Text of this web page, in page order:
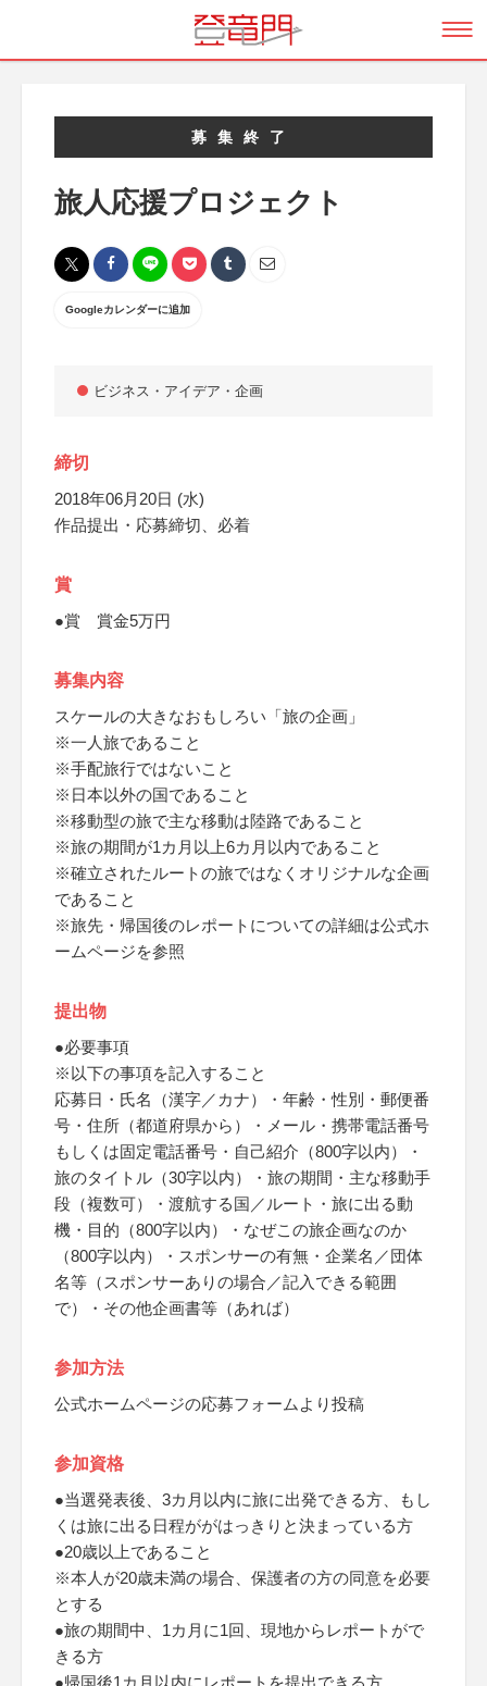
募集終了
旅人応援プロジェクト
Googleカレンダーに追加
ビジネス・アイデア・企画
締切
2018年06月20日 (水)
作品提出・応募締切、必着
賞
●賞 賞金5万円
募集内容
スケールの大きなおもしろい「旅の企画」
※一人旅であること
※手配旅行ではないこと
※日本以外の国であること
※移動型の旅で主な移動は陸路であること
※旅の期間が1カ月以上6カ月以内であること
※確立されたルートの旅ではなくオリジナルな企画
であること
※旅先・帰国後のレポートについての詳細は公式ホ
ームページを参照
提出物
●必要事項
※以下の事項を記入すること
応募日・氏名（漢字／カナ）・年齢・性別・郵便番
号・住所（都道府県から）・メール・携帯電話番号
もしくは固定電話番号・自己紹介（800字以内）・
旅のタイトル（30字以内）・旅の期間・主な移動手
段（複数可）・渡航する国／ルート・旅に出る動
機・目的（800字以内）・なぜこの旅企画なのか
（800字以内）・スポンサーの有無・企業名／団体
名等（スポンサーありの場合／記入できる範囲
で）・その他企画書等（あれば）
参加方法
公式ホームページの応募フォームより投稿
参加資格
●当選発表後、3カ月以内に旅に出発できる方、もし
くは旅に出る日程ががはっきりと決まっている方
●20歳以上であること
※本人が20歳未満の場合、保護者の方の同意を必要
とする
●旅の期間中、1カ月に1回、現地からレポートがで
きる方
●帰国後1カ月以内にレポートを提出できる方